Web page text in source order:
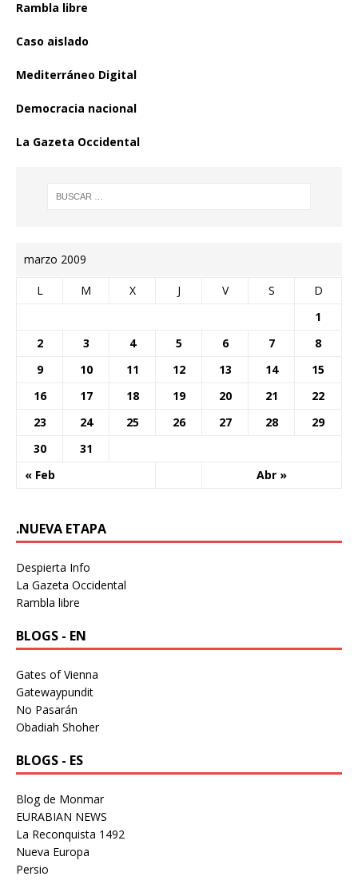
Rambla libre
Caso aislado
Mediterráneo Digital
Democracia nacional
La Gazeta Occidental
marzo 2009
L M X J V S D
« Feb Abr »
1
2
3 4 5 6 7
8
9
10 11 12 13 14
15
16
17 18 19 20 21
22
23
24 25 26 27 28
29
30
31
.NUEVA ETAPA
Despierta Info
La Gazeta Occidental
Rambla libre
BLOGS - EN
Gates of Vienna
Gatewaypundit
No Pasarán
Obadiah Shoher
BLOGS - ES
Blog de Monmar
EURABIAN NEWS
La Reconquista 1492
Nueva Europa
Persio